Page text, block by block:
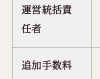
運営統括責
任者
追加手数料